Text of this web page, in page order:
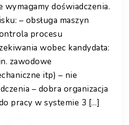
doświadczenia.
– obsługa maszyn
procesu
wobec kandydata:
zawodowe
itp) – nie
– dobra organizacja
pracy w systemie 3 […]